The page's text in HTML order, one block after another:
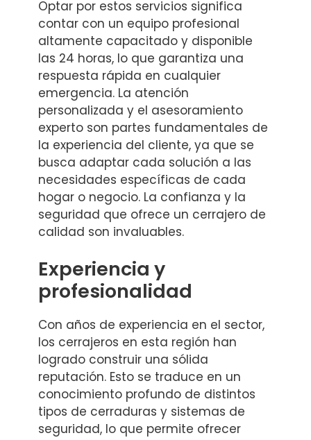
Optar por estos servicios significa
contar con un equipo profesional
altamente capacitado y disponible
las 24 horas, lo que garantiza una
respuesta rápida en cualquier
emergencia. La atención
personalizada y el asesoramiento
experto son partes fundamentales de
la experiencia del cliente, ya que se
busca adaptar cada solución a las
necesidades específicas de cada
hogar o negocio. La confianza y la
seguridad que ofrece un cerrajero de
calidad son invaluables.
Experiencia y
profesionalidad
Con años de experiencia en el sector,
los cerrajeros en esta región han
logrado construir una sólida
reputación. Esto se traduce en un
conocimiento profundo de distintos
tipos de cerraduras y sistemas de
seguridad, lo que permite ofrecer